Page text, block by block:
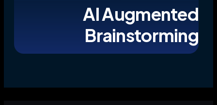
AI Augmented
Brainstorming